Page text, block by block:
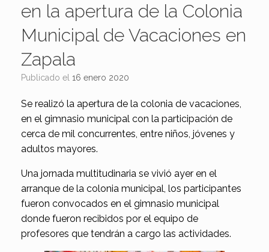
en la apertura de la Colonia
Municipal de Vacaciones en
Zapala
Publicado el 16 enero 2020
Se realizó la apertura de la colonia de vacaciones,
en el gimnasio municipal con la participación de
cerca de mil concurrentes, entre niños, jóvenes y
adultos mayores.
Una jornada multitudinaria se vivió ayer en el
arranque de la colonia municipal, los participantes
fueron convocados en el gimnasio municipal
donde fueron recibidos por el equipo de
profesores que tendrán a cargo las actividades.